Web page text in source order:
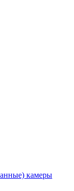
камеры